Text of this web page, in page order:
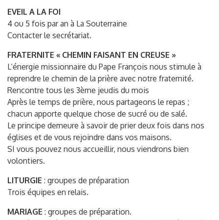
EVEIL A LA FOI
4 ou 5 fois par an à La Souterraine
Contacter le secrétariat.
FRATERNITE « CHEMIN FAISANT EN CREUSE »
L’énergie missionnaire du Pape François nous stimule à
reprendre le chemin de la prière avec notre fraternité.
Rencontre tous les 3ème jeudis du mois
Après le temps de prière, nous partageons le repas ;
chacun apporte quelque chose de sucré ou de salé.
Le principe demeure à savoir de prier deux fois dans nos
églises et de vous rejoindre dans vos maisons.
SI vous pouvez nous accueillir, nous viendrons bien
volontiers.
LITURGIE : groupes de préparation
Trois équipes en relais.
MARIAGE : groupes de préparation.